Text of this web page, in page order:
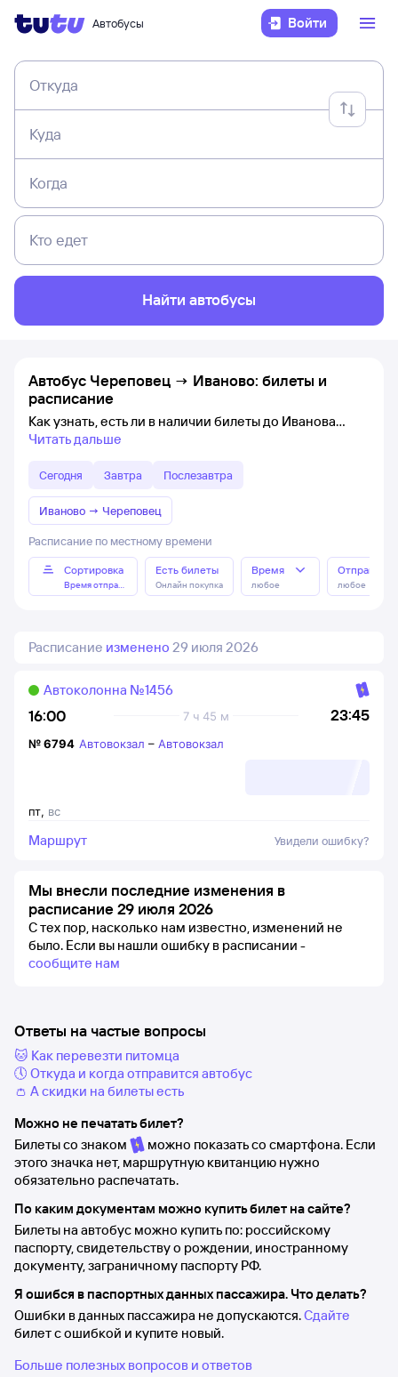
Автобусы Войти
Откуда
Куда
Когда
Кто едет
Найти автобусы
Автобус Череповец → Иваново: билеты и
расписание
Как узнать, есть ли в наличии билеты до Иванова
Читать дальше
Сегодня Завтра Послезавтра
Иваново → Череповец
Расписание по местному времени
Сортировка
Время отправления
Есть билеты
Онлайн покупка
Время
любое любое
Расписание изменено 29 июля 2026
16:00 23:45
7 ч 45 м
Автоколонна №1456
пт, вс
№6794 Автовокзал – Автовокзал
Маршрут Увидели ошибку?
Мы внесли последние изменения в
расписание 29 июля 2026
С тех пор, насколько нам известно, изменений не
было. Если вы нашли ошибку в расписании -
сообщите нам
Ответы на частые вопросы
🐱 Как перевезти питомца
🕔 Откуда и когда отправится автобус
👛 А скидки на билеты есть
Можно не печатать билет?
Билеты со знаком
можно показать со смартфона. Если
этого значка нет, маршрутную квитанцию нужно
обязательно распечатать.
По каким документам можно купить билет на сайте?
Билеты на автобус можно купить по: российскому
паспорту, свидетельству о рождении, иностранному
документу, заграничному паспорту РФ.
Я ошибся в паспортных данных пассажира. Что делать?
Ошибки в данных пассажира не допускаются.Сдайте
билет с ошибкой и купите новый.
Больше полезных вопросов и ответов